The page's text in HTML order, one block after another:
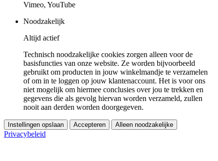
Vimeo, YouTube
Noodzakelijk
Altijd actief
Technisch noodzakelijke cookies zorgen alleen voor de
basisfuncties van onze website. Ze worden bijvoorbeeld
gebruikt om producten in jouw winkelmandje te verzamelen
of om in te loggen op jouw klantenaccount. Het is voor ons
niet mogelijk om hiermee conclusies over jou te trekken en
gegevens die als gevolg hiervan worden verzameld, zullen
nooit aan derden worden doorgegeven.
Instellingen opslaan Accepteren Alleen noodzakelijke
Privacybeleid